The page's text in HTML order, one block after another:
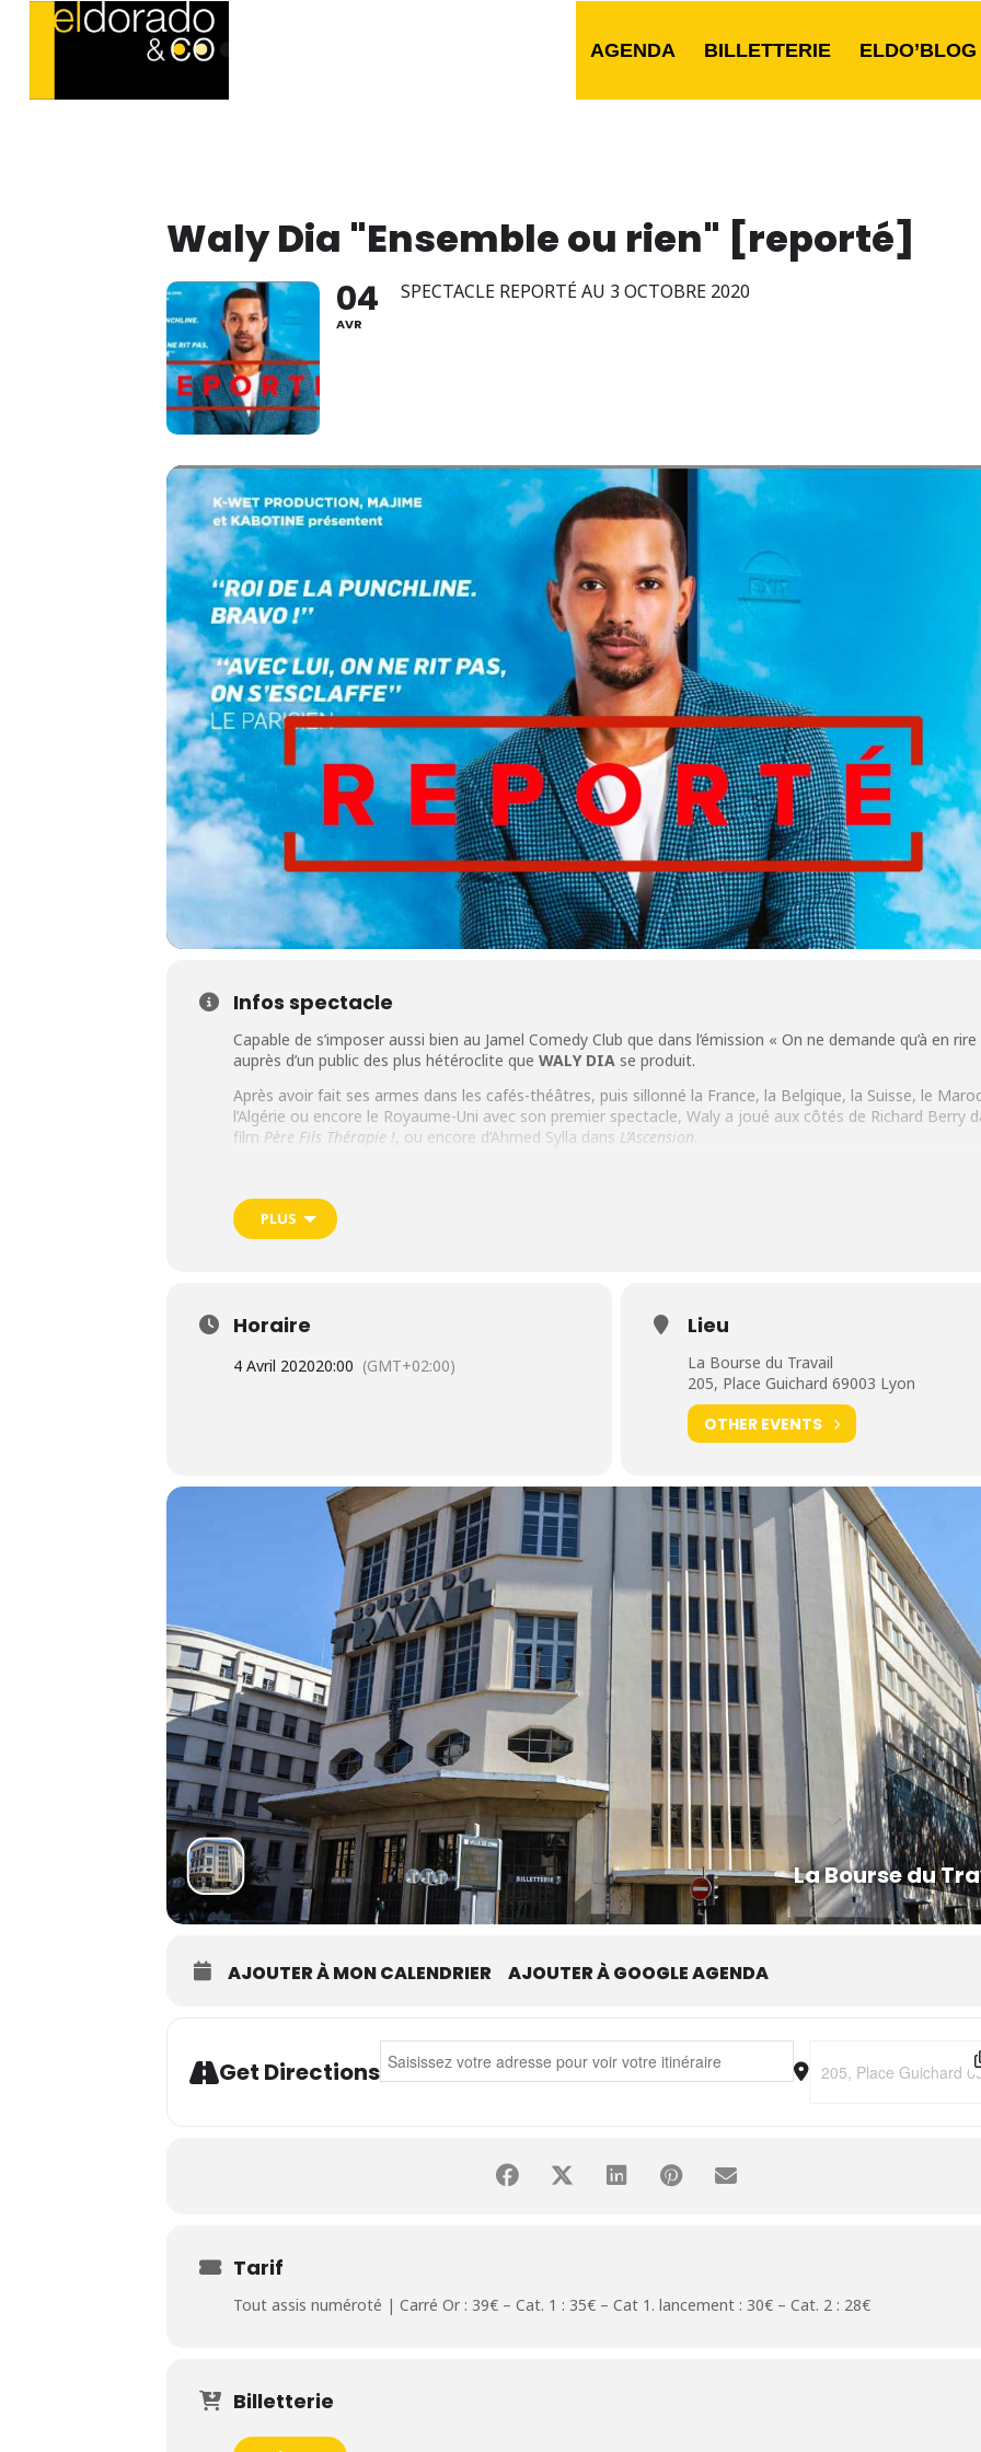
AGENDA BILLETTERIE ELDO’BLOG
Waly Dia "Ensemble ou rien" [reporté]
04
AVR
SPECTACLE REPORTÉ AU 3 OCTOBRE 2020
Infos spectacle
Capable de s’imposer aussi bien au Jamel Comedy Club que dans l’émission « On ne demande qu’à en rire
auprès d’un public des plus hétéroclite que WALY DIA se produit.
Après avoir fait ses armes dans les cafés-théâtres, puis sillonné la France, la Belgique, la Suisse, le
l’Algérie ou encore le Royaume-Uni avec son premier spectacle, Waly a joué aux côtés de Richard Berry
film Père Fils Thérapie !, ou encore d’Ahmed Sylla dans L’Ascension.
souligner l’hypocrisie et dégager des solutions, ou pas !
PLUS
Horaire
4 Avril 202020:00 (GMT+02:00)
Lieu
La Bourse du Travail
205, Place Guichard 69003 Lyon
OTHER EVENTS
La Bourse du
AJOUTER À MON CALENDRIER AJOUTER À GOOGLE AGENDA
Get Directions
Address - Waly Dia "Ensemble ou rien" [vTmDsLVsG] [] Destination Address -
Tarif
Tout assis numéroté | Carré Or : 39€ – Cat. 1 : 35€ – Cat 1. lancement : 30€ – Cat. 2 : 28€
Billetterie